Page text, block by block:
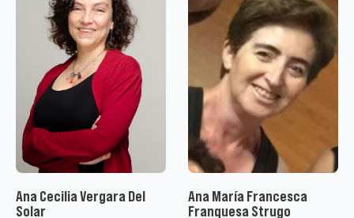
Ana Cecilia Vergara Del
Solar
Ana María Francesca
Franquesa Strugo